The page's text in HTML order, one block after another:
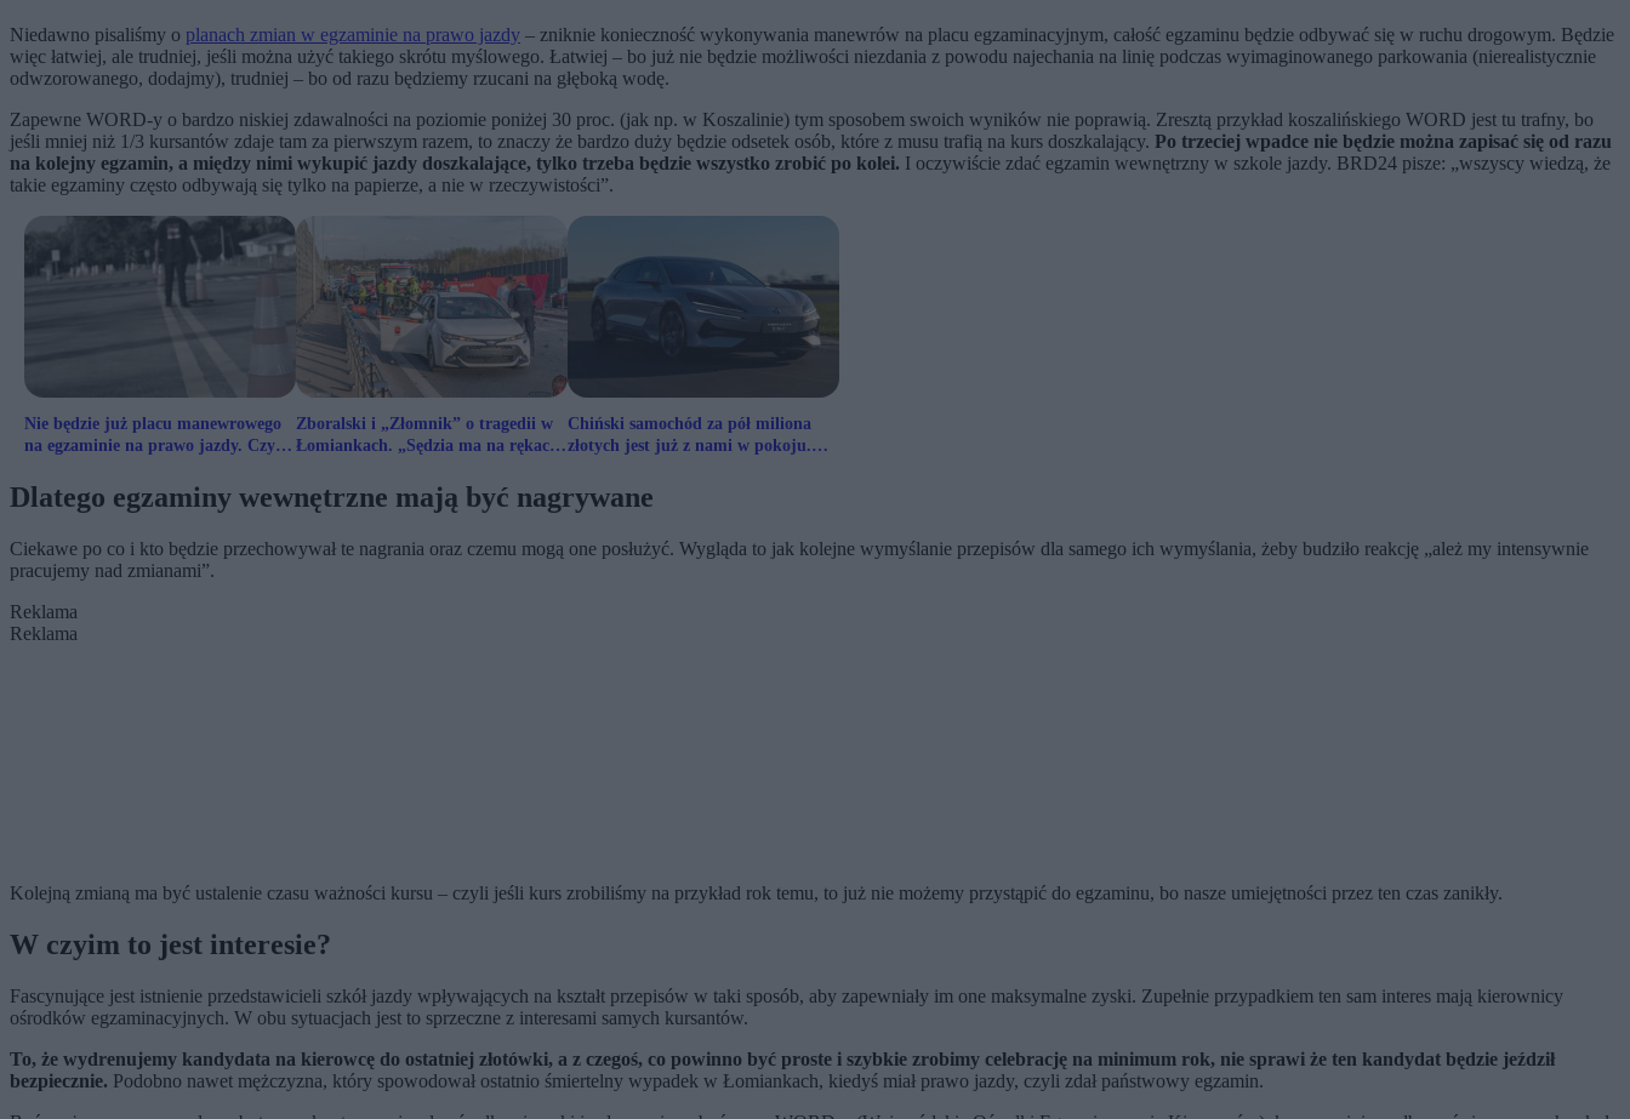
Niedawno pisaliśmy o planach zmian w egzaminie na prawo jazdy – zniknie konieczność wykonywania manewrów na placu egzaminacyjnym, całość egzaminu będzie odbywać się w ruchu drogowym. Będzie
więc łatwiej, ale trudniej, jeśli można użyć takiego skrótu myślowego. Łatwiej – bo już nie będzie możliwości niezdania z powodu najechania na linię podczas wyimaginowanego parkowania (nierealistycznie
odwzorowanego, dodajmy), trudniej – bo od razu będziemy rzucani na głęboką wodę.
Zapewne WORD-y o bardzo niskiej zdawalności na poziomie poniżej 30 proc. (jak np. w Koszalinie) tym sposobem swoich wyników nie poprawią. Zresztą przykład koszalińskiego WORD jest tu trafny, bo
jeśli mniej niż 1/3 kursantów zdaje tam za pierwszym razem, to znaczy że bardzo duży będzie odsetek osób, które z musu trafią na kurs doszkalający. Po trzeciej wpadce nie będzie można zapisać się od razu
na kolejny egzamin, a między nimi wykupić jazdy doszkalające, tylko trzeba będzie wszystko zrobić po kolei. I oczywiście zdać egzamin wewnętrzny w szkole jazdy. BRD24 pisze: „wszyscy wiedzą, że
takie egzaminy często odbywają się tylko na papierze, a nie w rzeczywistości”.
Nie będzie już placu manewrowego
na egzaminie na prawo jazdy. Czy to
Zboralski i „Złomnik” o tragedii w
Łomiankach. „Sędzia ma na rękach
Chiński samochód za pół miliona
złotych jest już z nami w pokoju.
Dlatego egzaminy wewnętrzne mają być nagrywane
Ciekawe po co i kto będzie przechowywał te nagrania oraz czemu mogą one posłużyć. Wygląda to jak kolejne wymyślanie przepisów dla samego ich wymyślania, żeby budziło reakcję „ależ my intensywnie
pracujemy nad zmianami”.
Reklama
Reklama
Kolejną zmianą ma być ustalenie czasu ważności kursu – czyli jeśli kurs zrobiliśmy na przykład rok temu, to już nie możemy przystąpić do egzaminu, bo nasze umiejętności przez ten czas zanikły.
W czyim to jest interesie?
Fascynujące jest istnienie przedstawicieli szkół jazdy wpływających na kształt przepisów w taki sposób, aby zapewniały im one maksymalne zyski. Zupełnie przypadkiem ten sam interes mają kierownicy
ośrodków egzaminacyjnych. W obu sytuacjach jest to sprzeczne z interesami samych kursantów.
To, że wydrenujemy kandydata na kierowcę do ostatniej złotówki, a z czegoś, co powinno być proste i szybkie zrobimy celebrację na minimum rok, nie sprawi że ten kandydat będzie jeździł
bezpiecznie. Podobno nawet mężczyzna, który spowodował ostatnio śmiertelny wypadek w Łomiankach, kiedyś miał prawo jazdy, czyli zdał państwowy egzamin.